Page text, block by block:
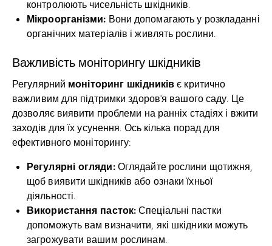
контролюють чисельність шкідників.
Мікроорганізми: Вони допомагають у розкладанні
органічних матеріалів і живлять рослини.
Важливість моніторингу шкідників
Регулярний моніторинг шкідників є критично
важливим для підтримки здоров’я вашого саду. Це
дозволяє виявити проблеми на ранніх стадіях і вжити
заходів для їх усунення. Ось кілька порад для
ефективного моніторингу:
Регулярні огляди:Оглядайте рослини щотижня,
щоб виявити шкідників або ознаки їхньої
діяльності.
Використання пасток: Спеціальні пастки
допоможуть вам визначити, які шкідники можуть
загрожувати вашим рослинам.